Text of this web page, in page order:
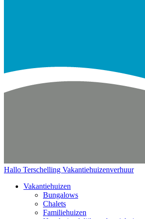
Hallo Terschelling Vakantiehuizenverhuur
Vakantiehuizen
Bungalows
Chalets
Familiehuizen